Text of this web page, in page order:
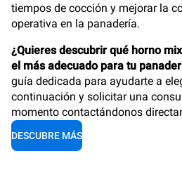
tiempos de cocción y mejorar la
operativa en la panadería.
¿Quieres descubrir qué horno
el más adecuado para tu
guía dedicada para ayudarte a
continuación y solicitar una
momento contactándonos
DESCUBRE MÁS